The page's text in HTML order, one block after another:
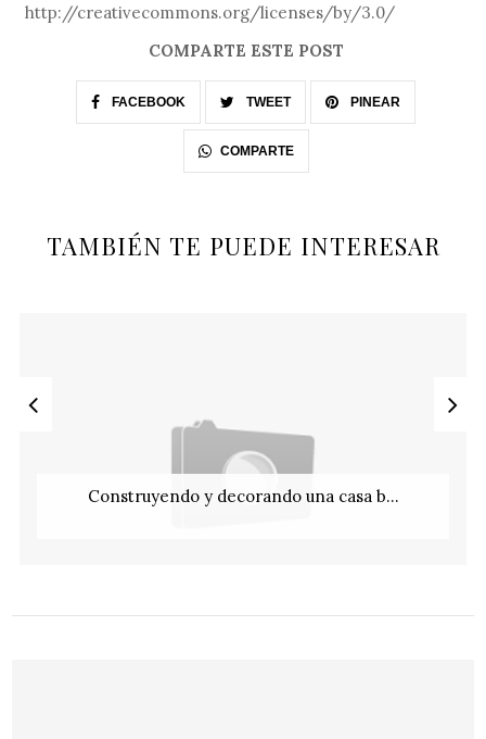
http://creativecommons.org/licenses/by/3.0/
COMPARTE ESTE POST
FACEBOOK TWEET PINEAR
COMPARTE
TAMBIÉN TE PUEDE INTERESAR
Construyendo y decorando una casa b...